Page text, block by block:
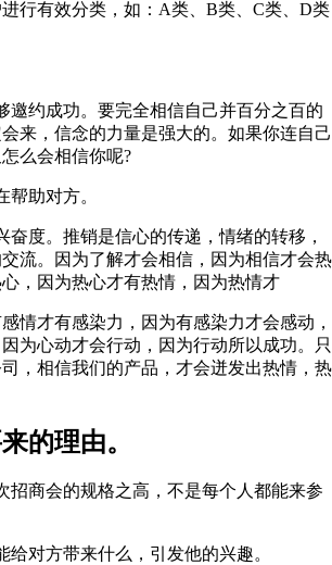
有效分类，如：A类、B类、C类、D类
约成功。要完全相信自己并百分之百的
来，信念的力量是强大的。如果你连自己
么会相信你呢?
助对方。
度。推销是信心的传递，情绪的转移，
流。因为了解才会相信，因为相信才会热
，因为热心才有热情，因为热情才
才有感染力，因为有感染力才会感动，
为心动才会行动，因为行动所以成功。只
，相信我们的产品，才会迸发出热情，热
的理由。
商会的规格之高，不是每个人都能来参
对方带来什么，引发他的兴趣。